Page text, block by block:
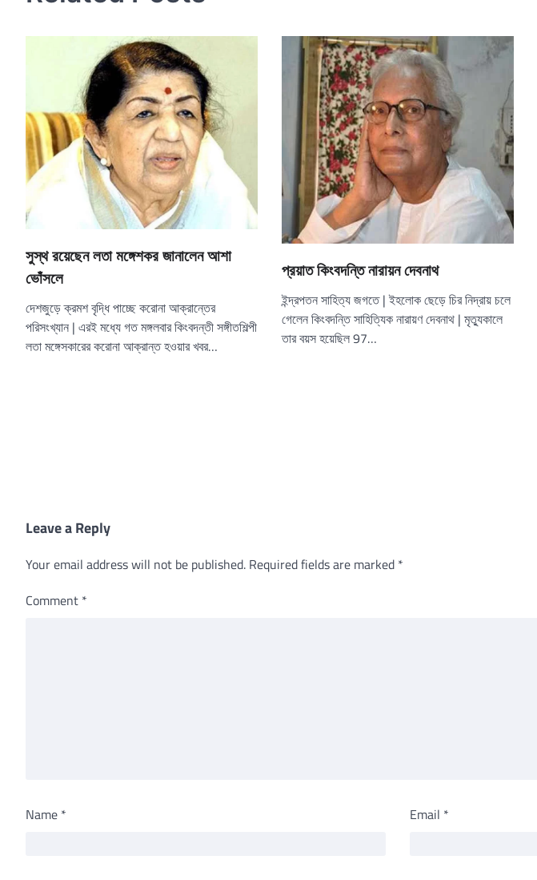
সুস্থ রয়েছেন লতা মঙ্গেশকর জানালেন আশা
ভোঁসলে
দেশজুড়ে ক্রমশ বৃদ্ধি পাচ্ছে করোনা আক্রান্তের
পরিসংখ্যান | এরই মধ্যে গত মঙ্গলবার কিংবদন্তী সঙ্গীতশিল্পী
লতা মঙ্গেসকারের করোনা আক্রান্ত হওয়ার খবর…
প্রয়াত কিংবদন্তি নারায়ন দেবনাথ
ইন্দ্রপতন সাহিত্য জগতে | ইহলোক ছেড়ে চির নিদ্রায় চলে
গেলেন কিংবদন্তি সাহিত্যিক নারায়ণ দেবনাথ | মৃত্যুকালে
তার বয়স হয়েছিল 97…
Leave a Reply
Your email address will not be published. Required fields are marked *
Comment *
Name * Email *